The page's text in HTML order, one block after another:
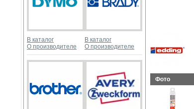
В каталог
О производителе
В каталог
О производителе
Фото